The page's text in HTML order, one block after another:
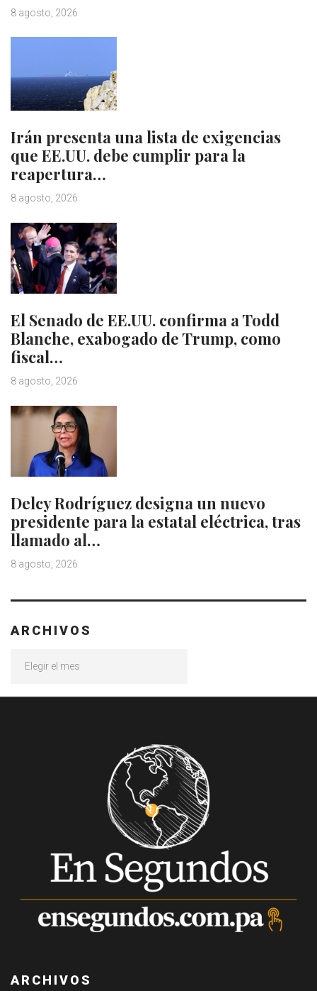
8 agosto, 2026
Irán presenta una lista de exigencias
que EE.UU. debe cumplir para la
reapertura…
8 agosto, 2026
El Senado de EE.UU. confirma a Todd
Blanche, exabogado de Trump, como
fiscal…
8 agosto, 2026
Delcy Rodríguez designa un nuevo
presidente para la estatal eléctrica, tras
llamado al…
8 agosto, 2026
ARCHIVOS
ARCHIVOS